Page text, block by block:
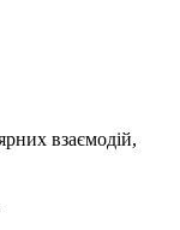
взаємодій,